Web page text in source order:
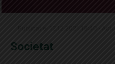
Societat